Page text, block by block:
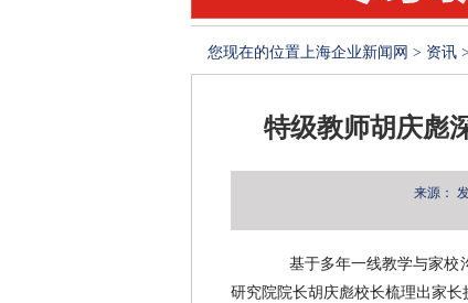
您现在的位置上海企业新闻网 > 资讯
特级教师胡庆彪
来源：
基于多年一线教学与家校
研究院院长胡庆彪校长梳理出家